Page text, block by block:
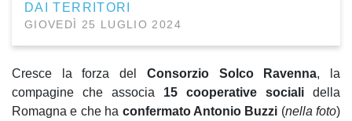
DAI TERRITORI
GIOVEDÌ 25 LUGLIO 2024
Cresce la forza del Consorzio Solco Ravenna, la
compagine che associa 15 cooperative sociali della
Romagna e che ha confermato Antonio Buzzi (nella foto)